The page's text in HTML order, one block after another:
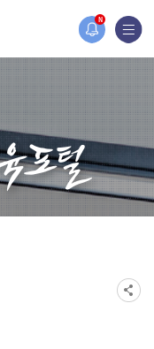
N
게 개설되었습니다.